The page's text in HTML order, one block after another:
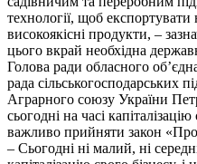
технології, щоб експортувати
високоякісні продукти, –
цього вкрай необхідна
Голова ради обласного
рада сільськогосподарських
Аграрного союзу України
сьогодні на часі
важливо прийняти закон «Про
– Сьогодні ні малий, ні